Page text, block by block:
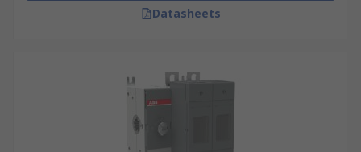
Datasheets